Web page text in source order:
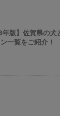
年版】佐賀県の
一覧をご紹介！